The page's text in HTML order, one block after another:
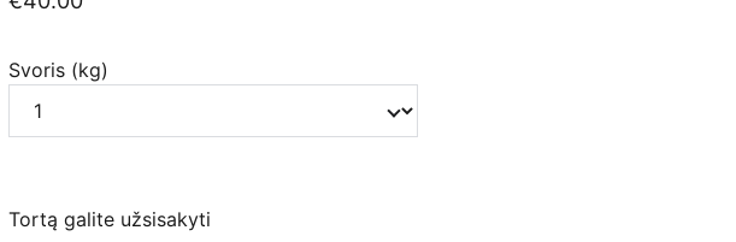
Svoris (kg)
Tortą galite užsisakyti